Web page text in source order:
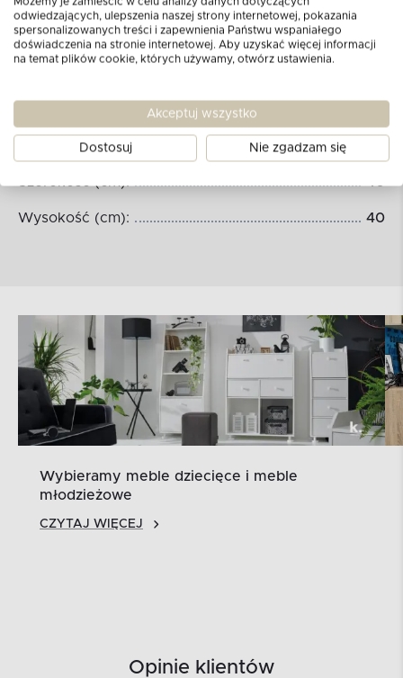
Wymiary produktu:
Wysokość (cm): 40
Wybieramy meble dziecięce i meble
młodzieżowe
CZYTAJ WIĘCEJ
Opinie klientów
odwiedzających, ulepszenia naszej strony internetowej, pokazania
spersonalizowanych treści i zapewnienia Państwu wspaniałego
doświadczenia na stronie internetowej. Aby uzyskać więcej informacji
na temat plików cookie, których używamy, otwórz ustawienia.
Akceptuj wszystko
Dostosuj Nie zgadzam się